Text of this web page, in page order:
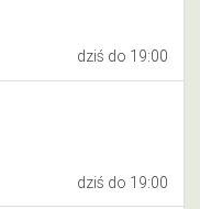
dziś do 19:00
dziś do 19:00